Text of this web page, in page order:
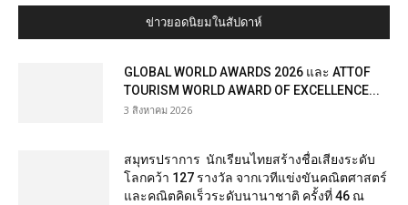
ข่าวยอดนิยมในสัปดาห์
GLOBAL WORLD AWARDS 2026 และ ATTOF
TOURISM WORLD AWARD OF EXCELLENCE...
3 สิงหาคม 2026
สมุทรปราการ นักเรียนไทยสร้างชื่อเสียงระดับ
โลกคว้า 127 รางวัล จากเวทีแข่งขันคณิตศาสตร์
และคณิตคิดเร็วระดับนานาชาติ ครั้งที่ 46 ณ